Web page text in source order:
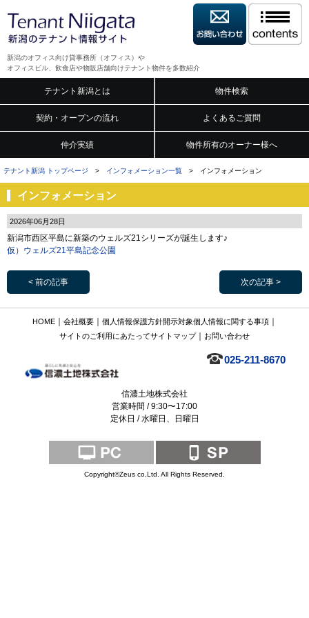
新潟のオフィス向け貸事務所（オフィス）や
オフィスビル、飲食店や物販店舗向けテナント物件を多数紹介
テナント新潟とは 物件検索
契約・オープンの流れ よくあるご質問
仲介実績 物件所有のオーナー様へ
テナント新潟 トップページ > インフォメーション一覧 > インフォメーション
インフォメーション
2026年06月28日
新潟市西区平島に新築のウェルズ21シリーズが誕生します♪
仮）ウェルズ21平島記念公園
< 前の記事 次の記事 >
HOME｜ 会社概要｜ 個人情報保護方針開示対象個人情報に関する事項｜
サイトのご利用にあたってサイトマップ｜ お問い合わせ
025-211-8670
信濃土地株式会社
営業時間 / 9:30〜17:00
定休日 / 水曜日、日曜日
Copyright©Zeus co,Ltd. All Rights Reserved.